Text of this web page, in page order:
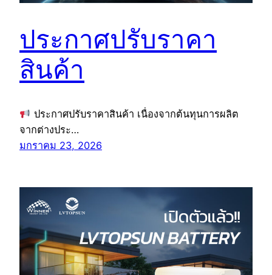
ประกาศปรับราคา
สินค้า
ประกาศปรับราคาสินค้า เนื่องจากต้นทุนการผลิต
จากต่างประ…
มกราคม 23, 2026